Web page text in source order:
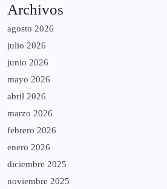
Archivos
agosto 2026
julio 2026
junio 2026
mayo 2026
abril 2026
marzo 2026
febrero 2026
enero 2026
diciembre 2025
noviembre 2025